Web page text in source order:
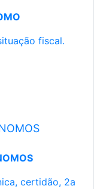
fiscal.
certidão, 2a